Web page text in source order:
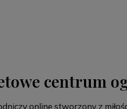
centrum
online stworzony z